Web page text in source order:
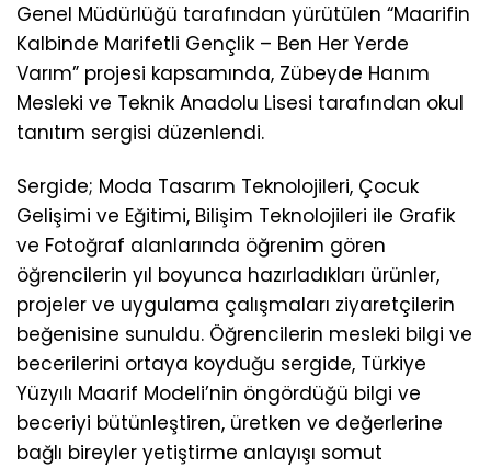
Genel Müdürlüğü tarafından yürütülen “Maarifin
Kalbinde Marifetli Gençlik – Ben Her Yerde
Varım” projesi kapsamında, Zübeyde Hanım
Mesleki ve Teknik Anadolu Lisesi tarafından okul
tanıtım sergisi düzenlendi.
Sergide; Moda Tasarım Teknolojileri, Çocuk
Gelişimi ve Eğitimi, Bilişim Teknolojileri ile Grafik
ve Fotoğraf alanlarında öğrenim gören
öğrencilerin yıl boyunca hazırladıkları ürünler,
projeler ve uygulama çalışmaları ziyaretçilerin
beğenisine sunuldu. Öğrencilerin mesleki bilgi ve
becerilerini ortaya koyduğu sergide, Türkiye
Yüzyılı Maarif Modeli’nin öngördüğü bilgi ve
beceriyi bütünleştiren, üretken ve değerlerine
bağlı bireyler yetiştirme anlayışı somut